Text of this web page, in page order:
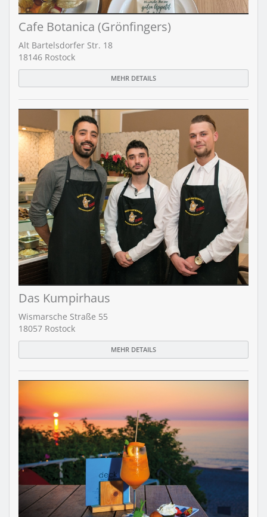
Cafe Botanica (Grönfingers)
Alt Bartelsdorfer Str. 18
18146 Rostock
MEHR DETAILS
Das Kumpirhaus
Wismarsche Straße 55
18057 Rostock
MEHR DETAILS